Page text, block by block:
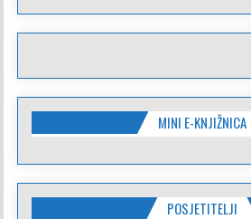
MINI E-KNJIŽNICA
POSJETITELJI